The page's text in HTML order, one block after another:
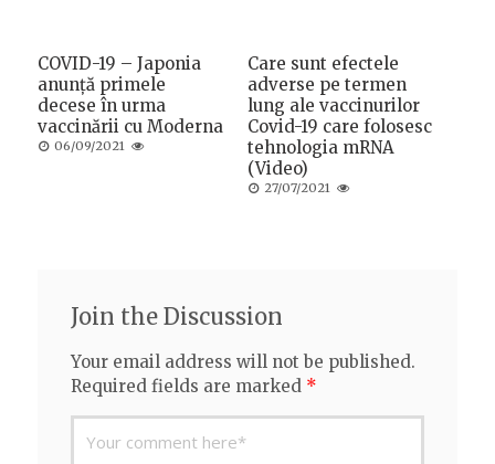
COVID-19 – Japonia
anunță primele
decese în urma
vaccinării cu Moderna
Posted
06/09/2021
Care sunt efectele
adverse pe termen
lung ale vaccinurilor
Covid-19 care folosesc
tehnologia mRNA
(Video)
Posted
27/07/2021
Join the Discussion
Your email address will not be published.
Required fields are marked *